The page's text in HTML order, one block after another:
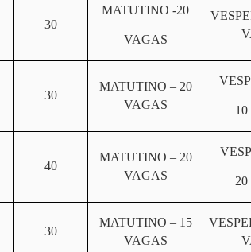
30
MATUTINO -20
VAGAS
30
MATUTINO – 20
VAGAS
40
MATUTINO – 20
VAGAS
30
MATUTINO – 15
VAGAS